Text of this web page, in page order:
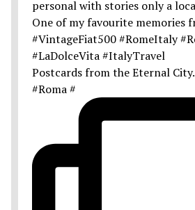
Postcards from the Eternal City.
#Roma #